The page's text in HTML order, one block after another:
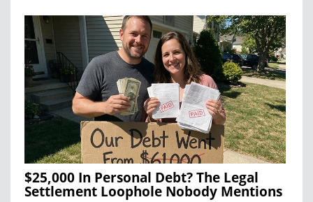
$25,000 In Personal Debt? The Legal
Settlement Loophole Nobody Mentions